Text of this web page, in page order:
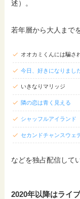
述）。
若年層から大人まで
オオカミくんには騙さ
今日、好きになりまし
いきなりマリッジ
隣の恋は青く見える
シャッフルアイランド
セカンドチャンスウェ
などを独占配信して
2020年以降はライ